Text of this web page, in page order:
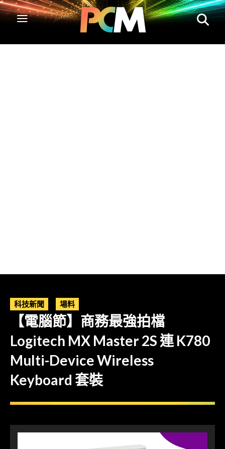
科技新聞 場料
【電腦節】商務最強拍檔
Logitech MX Master 2S 連 K780
Multi-Device Wireless
Keyboard 套裝